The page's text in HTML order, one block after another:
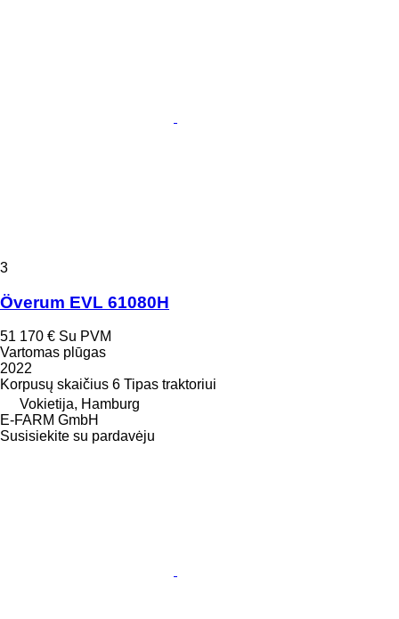
3
Överum EVL 61080H
51 170 € Su PVM
Vartomas plūgas
2022
Korpusų skaičius 6 Tipas traktoriui
Vokietija, Hamburg
E-FARM GmbH
Susisiekite su pardavėju